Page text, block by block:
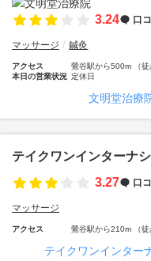
3.24 口
マッサージ 鍼灸
アクセス
鶯谷駅から500m （徒
本日の営業状況 定休日
文明堂治療
テイクワンインターナ
3.27
口
マッサージ
アクセス 鶯谷駅から210m （徒
テイクワンインター